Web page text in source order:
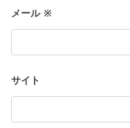
メール ※
サイト